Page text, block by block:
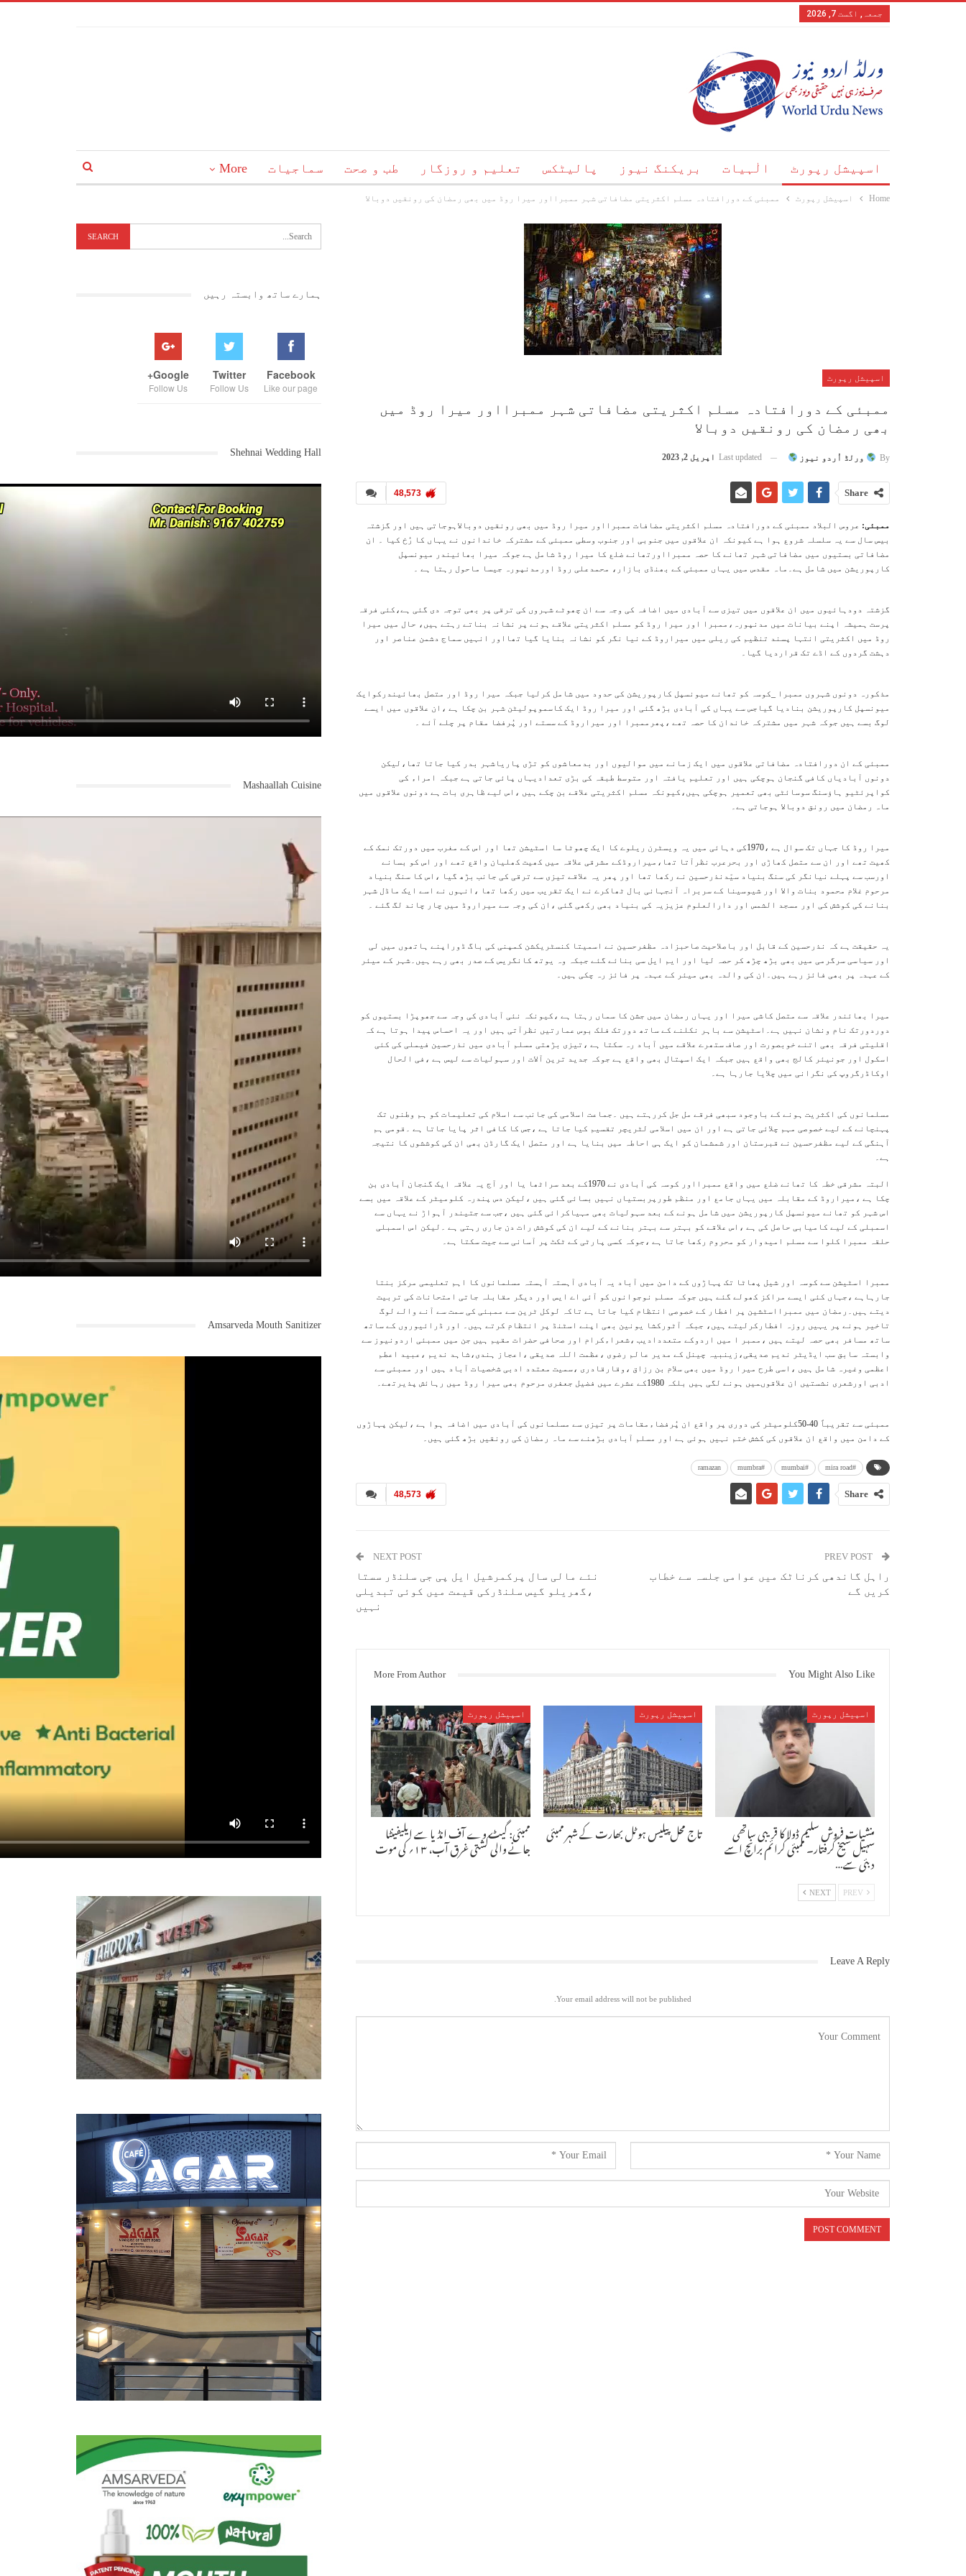
جمعہ, اگست 7, 2026
اسپیشل رپورٹ الٰہیات بریکنگ نیوز پالیٹکس تعلیم و روزگار طب و صحت سماجیات More
Home اسپیشل رپورٹ ممبئی کے دورافتادہ مسلم اکثریتی مضافاتی شہر ممبرااور میرا روڈ میں بھی رمضان کی رونقیں دوبالا
اسپیشل رپورٹ
ممبئی کے دورافتادہ مسلم اکثریتی مضافاتی شہر ممبرااور میرا روڈ میں
بھی رمضان کی رونقیں دوبالا
By ورلڈ اُردو نیوز Last updated اپریل 2, 2023
48,573 Share
ممبئی: عروس البلاد ممبئی کے دورافتادہ مسلم اکثریتی مضافات ممبرااور میرا روڈ میں بھی رونقیں دوبالاہوجاتی ہیں اور گزشتہ
بیس سال سے یہ سلسلہ شروع ہوا ہے کیونکہ ان علاقوں میں جنوبی اور جنوب وسطی ممبئی کے مشترکہ خاندانوں نے یہاں کا رُخ کیا ۔ ان
مضافاتی بستیوں میں مضافاتی شہر تھانے کا حصہ ممبرااورتھانے ضلع کا میرا روڈ شامل ہے جوکہ میرا بھائیندر میونسپل
کارپوریشن میں شامل ہے۔ماہ مقدس میں یہاں ممبئی کے بھنڈی بازار، محمدعلی روڈ اورمدنپورہ جیسا ماحول رہتا ہے ۔
گزشتہ دودہائیوں میں ان علاقوں میں تیزی سے آبادی میں اضافہ کی وجہ سے ان چھوٹے شہروں کی ترقی پر بھی توجہ دی گئی ہے،کئی فرقہ
پرست ہمیشہ اپنے بیانات میں مدنپورہ،ممبرا اور میرا روڈ کو مسلم اکثریتی علاقے ہونے پر نشانہ بناتے رہتے ہیں، حال میں میرا
روڈ میں اکثریتی انتہا پسند تنظیم کی ریلی میں میراروڈ کے نیا نگر کو نشانہ بنایا گیا تھااور انہیں سماج دشمن عناصر اور
دہشت گردوں کے اڈے تک قراردیا گیا۔
مذکورہ دونوں شہروں ممبرا _کوسہ کو تھانے میونسپل کارپوریشن کی حدود میں شامل کرلیا جبکہ میرا روڈ اور متصل بھائیندرکوایک
میونسپل کارپوریشن بنادیا گیاجس سے یہاں کی آبادی بڑھ گئی اور میرا روڈ ایک کاسموپولیٹن شہر بن چکا ہے ،ان علاقوں میں ایسے
لوگ بسے ہیں جوکہ شہر میں مشترکہ خاندان کا حصہ تھے ،پھرممبرا اور میراروڈ کے سستے اور پُرفضا مقام پر چلے آئے ۔
ممبئی کے ان دورافتادہ مضافاتی علاقوں میں ایک زمانے میں موالیوں اور بدمعاشوں کو تڑی پاریاشہر بدر کیا جاتا تھا،لیکن
دونوں آبادیاں کافی گنجان ہوچکی ہیں اور تعلیم یافتہ اور متوسط طبقہ کی بڑی تعدادیہاں پائی جاتی ہے جبکہ امراء کی
کواپرئٹیو ہاؤسنگ سوسائٹی بھی تعمیر ہوچکی ہیں،کیونکہ مسلم اکثریتی علاقے بن چکے ہیں ،اس لیے ظاہری بات ہے دونوں علاقوں میں
ماہ رمضان میں رونق دوبالا ہوجاتی ہے۔
میرا روڈ کا جہاں تک سوال ہے ،1970کی دہائی میں یہ ویسٹرن ریلوے کا ایک چھوٹا سا اسٹیشن تھا اور اس کے مغرب میں دورتک نمک کے
کھیت تھے اور ان سے متصل کھاڑی اور بحرعرب نظرآتا تھا،میراروڈکے مشرقی علاقہ میں کھیت کھلیان واقع تھے اور اس کو بسانے
اورسب سے پہلے نیانگر کی سنگ بنیاد سیّدنذرحسین نے رکھا تھا اور پھر یہ علاقے تیزی سے ترقی کی جانب بڑھ گیا ،اس کا سنگ بنیاد
مرحوم غلام محمود بنات والا اور شیوسینا کے سربراہ آنجہانی بال ٹھاکرے نے ایک تقریب میں رکھا تھا ،انہوں نے اسے ایک ماڈل شہر
بنانے کی کوشش کی اور مسجد الشمس اور دارالعلوم عزیزیہ کی بنیاد بھی رکھی گئی ،ان کی وجہ سے میراروڈ میں چار چاند لگ گئے ۔
یہ حقیقت ہے کہ نذرحسین کے قابل اور باصلاحیت صاحبزادہ مظفرحسین نے اسمیتا کنسٹریکشن کمپنی کی باگ ڈوراپنے ہاتھوں میں لی
اور سیاسی سرگرمی میں بھی بڑھ چڑھ کر حصہ لیا اور ایم ایل سی بنائے گئے جبکہ وہ یوتھ کانگریس کے صدر بھی رہے ہیں۔شہر کے میئر
کے عہدہ پر بھی فائز رہے ہیں۔ان کی والدہ بھی میئر کے عہدہ پر فائز رہ چکی ہیں۔
میرا بھائندر علاقہ سے متصل کاشی میرا اور یہاں رمضان میں جشن کا سماں رہتا ہے ،کیونکہ نئی آبادی کی وجہ سے جھوپڑا بستیوں کو
دوردورتک نام ونشان نہیں ہے۔اسٹیشن سے باہر نکلنے کے ساتھ دورتک فلک بوس عمارتیں نظرآتی ہیں اور یہ احساس پیدا ہوتا ہے کہ
اقلیتی فرقہ بھی اتنے خوبصورت اور صاف ستھرے علاقے میں آباد رہ سکتا ہے ،تیزی بڑھتی مسلم آبادی میں نذرحسین فیملی کی کئی
اسکول اور جونیئر کالج بھی واقع ہیں جبکہ ایک اسپتال بھی واقع ہے جوکہ جدید ترین آلات اور سہولیات سے لیس ہے ،فی الحال
اوکاڈرگروپ کی نگرانی میں چلایا جارہا ہے۔
مسلمانوں کی اکثریت ہونے کے باوجود سبھی فرقے مل جل کررہتے ہیں ۔جماعت اسلامی کی جانب سے اسلام کی تعلیمات کو ہم وطنوں تک
پہنچانے کے لیے خصوصی مہم چلائی جاتی ہے اور ان میں اسلامی لٹریچر تقسیم کیا جاتا ہے ،جس کا کافی اثر پایا جاتا ہے ۔قومی ہم
آہنگی کے لیے مظفرحسین نے قبرستان اور شمشمان کو ایک ہی احاطہ میں بنایا ہے اور متصل ایک گارڈن بھی ان کی کوششوں کا نتیجہ
ہے۔
البتہ مشرقی خطہ کا تھانے ضلع میں واقع ممبرااور کوسہ کی آبادی نے 1970کے بعد سراٹھا یا اور آج یہ علاقہ ایک گنجان آبادی بن
چکا ہے ،میراروڈ کے مقابلہ میں یہاں جامع اور منظم طورپربستیاں نہیں بسائی گئی ہیں ،لیکن دس پندرہ کلومیٹر کے علاقہ میں بسے
اس شہر کو تھانے میونسپل کارپوریشن میں شامل ہونے کے بعد سہولیات بھی مہیاکرائی گئی ہیں ،جب سے جتیندر آہواڑ نے یہاں سے
اسمبلی کے لیے کامیابی حاصل کی ہے ،اس علاقے کو بہتر سے بہتر بنانے کے لیے ان کی کوشش رات دن جاری رہتی ہے ۔لیکن اس اسمبلی
حلقہ ممبرا کلوا سے مسلم امیدوار کو محروم رکھا جاتا ہے ،جوکہ کسی پارٹی کے ٹکٹ پر آسانی سے جیت سکتا ہے۔
ممبرا اسٹیشن سے کوسہ اور شیل پھاٹا تک پہاڑوں کے دامن میں آباد یہ آبادی آہستہ آہستہ مسلمانوں کا اہم تعلیمی مرکز بنتا
جارہاہے ،جہاں کئی ایسے مراکز کھولے گئے ہیں جوکہ مسلم نوجوانوں کو آئی اے ایس اور دیگر مقابلہ جاتی امتحانات کی تربیت
دیتے ہیں۔رمضان میں ممبرااسٹشین پر افطار کے خصوصی انتظام کیا جاتا ہے تاکہ لوکل ٹرین سے ممبئی کی سمت سے آنے والے لوگ
تاخیر ہونے پر یہیں روزہ افطارکرلیتے ہیں، جبکہ آٹورکشا یونین بھی اپنے اسٹنڈ پر انتظام کرتے ہیں۔ اور ڈرائیوروں کے ساتھ
ساتھ مسافر بھی حصہ لیتے ہیں ،ممبر ا میں اردوکے متعددادیب ،شعراءکرام اور صحافی حضرات مقیم ہیں جن میں ممبئی اردونیوز سے
وابستہ سابق سب ایڈیٹر ندیم صدیقی،زینبیہ چینل کے مدیر عالم رضوی ،عظمت اللہ صدیقی ،اعجاز ہندی،شاہد ندیم ،عبید اعطم
اعظمی وغیرہ شامل ہیں ،اسی طرح میرا روڈ میں بھی سلام بن رزاق ،وقارقادری ،سمیت معتدد ادبی شخصیات آباد ہیں اور ممبئی سے
ادبی اورشعری نشستیں ان علاقوںمیں ہونے لگی ہیں بلکہ 1980کے عشرے میں فضیل جعفری مرحوم بھی میرا روڈ میں رہائش پذیرتھے۔
ممبئی سے تقریباً 40-50کلومیٹر کی دوری پر واقع ان پُرفضاءمقامات پر تیزی سے مسلمانوں کی آبادی میں اضافہ ہوا ہے ،لیکن پہاڑوں
کے دامن میں واقع ان علاقوں کی کشش ختم نہیں ہوئی ہے اور مسلم آبادی بڑھنے سے ماہ رمضان کی رونقیں بڑھ گئی ہیں۔
#mira road
#mumbai
#mumbra
ramazan
48,573 Share
راہل گاندھی کرناٹک میں عوامی جلسہ سے خطاب
کریں گے
NEXT POST
نئے مالی سال پرکمرشیل ایل پی جی سلنڈر سستا
،گھریلو گیس سلنڈرکی قیمت میں کوئی تبدیلی
نہیں
You Might Also Like
More From Author
اسپیشل رپورٹ
منشیات فروش سلیم ڈولا کا قریبی ساتھی
سہیل شیخ گرفتار۔ ممبئی کرائم برانچ اسے
دبئی سے…
اسپیشل رپورٹ
تاج محل پیلیس ہوٹل بھارت کے شہر ممبئی
اسپیشل رپورٹ
ممبئی: گیٹ وے آف انڈیا سے ایلیفینٹا
جانے والی کشتی غرق آب، ۱۳؍ کی موت
NEXT
Leave A Reply
Your email address will not be published.
ہمارے ساتھ وابستہ رہیں
Facebook
Like our page
Twitter
Follow Us
Google+
Follow Us
Shehnai Wedding Hall
Mashaallah Cuisine
Amsarveda Mouth Sanitizer